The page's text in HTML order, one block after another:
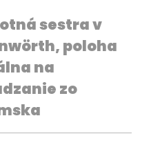
sestra v
poloha
na
zo